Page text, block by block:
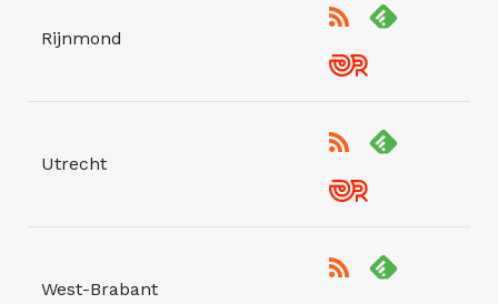
Rijnmond
Utrecht
West-Brabant